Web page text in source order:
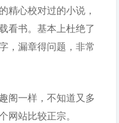
精心校对过的小说，
看书。基本上杜绝了
，漏章得问题，非常
阁一样，不知道又多
网站比较正宗。